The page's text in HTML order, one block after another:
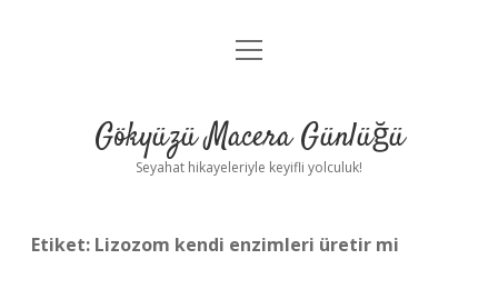
Anasayfa
Yasal Uyarı
menüyü
Gökyüzü Macera Günlüğü
Seyahat hikayeleriyle keyifli yolculuk!
Etiket: Lizozom kendi enzimleri üretir mi